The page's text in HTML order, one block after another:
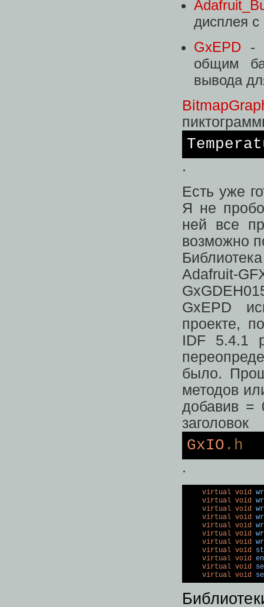
дисплея
GxEPD -
общим
вывода
.
Есть уже
Я не
ней все
возможно
Adafruit-
GxEPD
проекте,
IDF 5.4.1
было.
методов
добавив =
заголовок
GxIO .h
.
virtual void
virtual void
virtual void
virtual void
virtual void
virtual void
virtual void
virtual void
virtual void
virtual void
virtual void